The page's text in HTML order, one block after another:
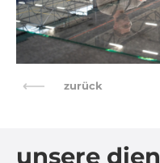
unsere
zurück